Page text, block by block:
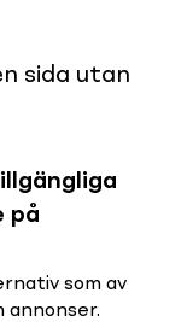
sida utan
på
som av
annonser.